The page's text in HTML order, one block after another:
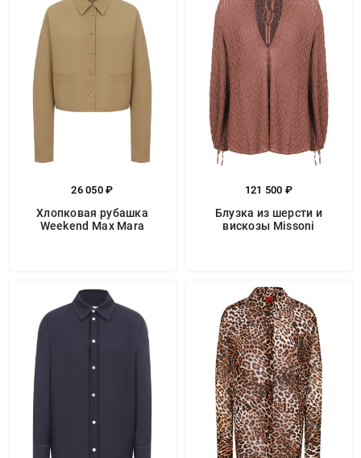
26 050 ₽
Хлопковая рубашка
Weekend Max Mara
121 500 ₽
Блузка из шерсти и
вискозы Missoni